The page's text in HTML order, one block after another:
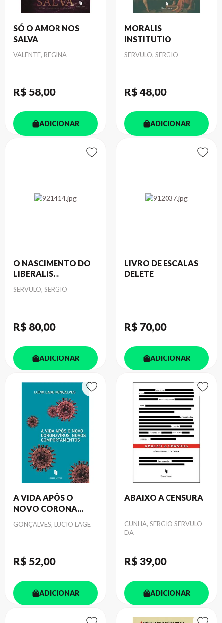
SÓ O AMOR NOS
SALVA
Autor
VALENTE, REGINA
R$ 58,00
ADICIONAR
MORALIS
INSTITUTIO
Autor
SERVULO, SERGIO
R$ 48,00
ADICIONAR
O NASCIMENTO DO
LIBERALIS...
Autor
SERVULO, SERGIO
R$ 80,00
ADICIONAR
LIVRO DE ESCALAS
DELETE
R$ 70,00
ADICIONAR
A VIDA APÓS O
NOVO CORONA...
Autor
GONÇALVES, LUCIO LAGE
R$ 52,00
ADICIONAR
ABAIXO A CENSURA
Autor
CUNHA, SERGIO SERVULO
DA
R$ 39,00
ADICIONAR